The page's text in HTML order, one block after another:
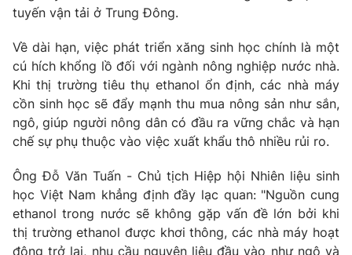
tuyến vận tải ở Trung Đông.
Về dài hạn, việc phát triển xăng sinh học chính là một
cú hích khổng lồ đối với ngành nông nghiệp nước nhà.
Khi thị trường tiêu thụ ethanol ổn định, các nhà máy
cồn sinh học sẽ đẩy mạnh thu mua nông sản như sắn,
ngô, giúp người nông dân có đầu ra vững chắc và hạn
chế sự phụ thuộc vào việc xuất khẩu thô nhiều rủi ro.
Ông Đỗ Văn Tuấn - Chủ tịch Hiệp hội Nhiên liệu sinh
học Việt Nam khẳng định đầy lạc quan: "Nguồn cung
ethanol trong nước sẽ không gặp vấn đề lớn bởi khi
thị trường ethanol được khơi thông, các nhà máy hoạt
động trở lại, nhu cầu nguyên liệu đầu vào như ngô và